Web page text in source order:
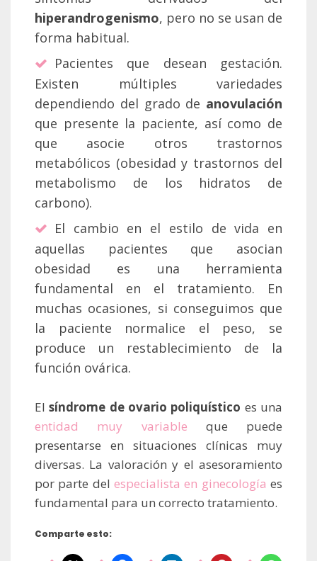
hiperandrogenismo, pero no se usan de
forma habitual.
Pacientes que desean gestación.
Existen múltiples variedades
dependiendo del grado de anovulación
que presente la paciente, así como de
que asocie otros trastornos
metabólicos (obesidad y trastornos del
metabolismo de los hidratos de
carbono).
El cambio en el estilo de vida en
aquellas pacientes que asocian
obesidad es una herramienta
fundamental en el tratamiento. En
muchas ocasiones, si conseguimos que
la paciente normalice el peso, se
produce un restablecimiento de la
función ovárica.
Elsíndrome de ovario poliquístico es una
entidad muy variable que puede
presentarse en situaciones clínicas muy
diversas. La valoración y el asesoramiento
por parte del especialista en ginecología es
fundamental para un correcto tratamiento.
Comparte esto: